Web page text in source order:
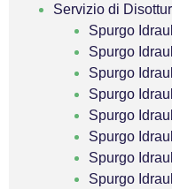
Servizio di
Spurgo
Spurgo
Spurgo
Spurgo
Spurgo
Spurgo
Spurgo
Spurgo